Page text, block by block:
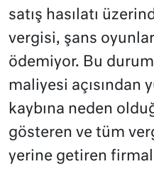
satış hasılatı
vergisi, şans
ödemiyor. Bu
maliyesi açısından
kaybına neden
gösteren ve tüm
yerine getiren